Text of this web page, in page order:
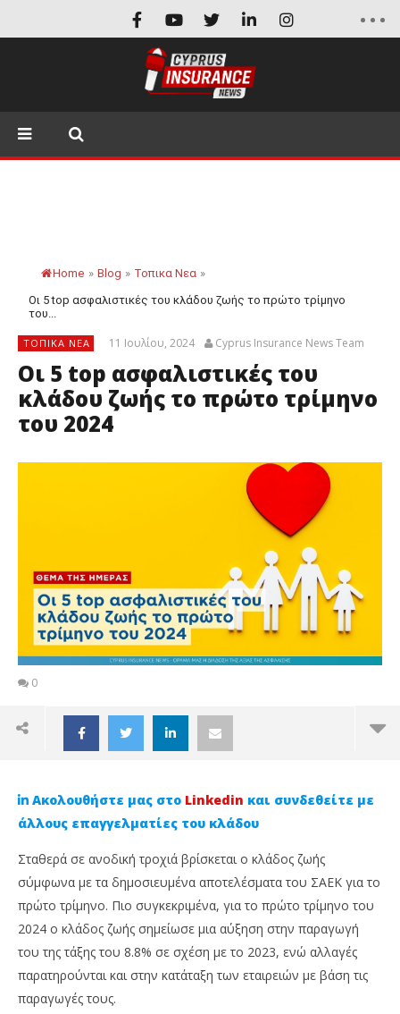
Home » Blog » Τοπικα Νεα »
Οι 5 top ασφαλιστικές του κλάδου ζωής το πρώτο τρίμηνο
του...
ΤΟΠΙΚΑ ΝΕΑ 11 Ιουλίου, 2024 Cyprus Insurance News Team
Οι 5 top ασφαλιστικές του
κλάδου ζωής το πρώτο τρίμηνο
του 2024
0
Ακολουθήστε μας στο Linkedin και συνδεθείτε με
άλλους επαγγελματίες του κλάδου
Σταθερά σε ανοδική τροχιά βρίσκεται ο κλάδος ζωής
σύμφωνα με τα δημοσιευμένα αποτελέσματα του ΣΑΕΚ για το
πρώτο τρίμηνο. Πιο συγκεκριμένα, για το πρώτο τρίμηνο του
2024 ο κλάδος ζωής σημείωσε μια αύξηση στην παραγωγή
του της τάξης του 8.8% σε σχέση με το 2023, ενώ αλλαγές
παρατηρούνται και στην κατάταξη των εταιρειών με βάση τις
παραγωγές τους.